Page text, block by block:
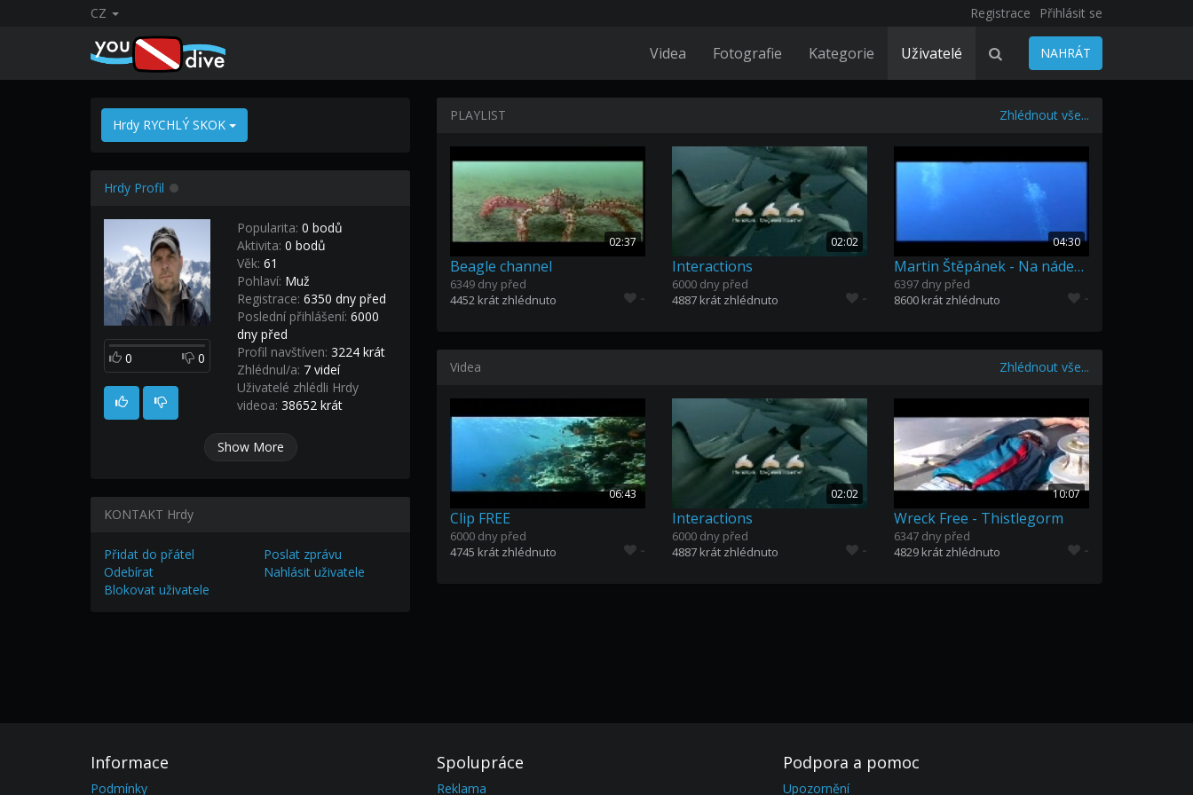
CZ Registrace Přihlásit se
Videa Fotografie Kategorie Uživatelé NAHRÁT
Hrdy RYCHLÝ SKOK
Hrdy Profil
0 0
Popularita: 0 bodů
Aktivita: 0 bodů
Věk: 61
Pohlaví: Muž
Registrace: 6350 dny před
Poslední přihlášení: 6000
dny před
Profil navštíven: 3224 krát
Zhlédnul/a: 7 videí
Uživatelé zhlédli Hrdy
videoa: 38652 krát
Show More
KONTAKT Hrdy
Přidat do přátel
Poslat zprávu
Odebírat
Nahlásit uživatele
Blokovat uživatele
PLAYLIST Zhlédnout vše...
02:37
Beagle channel
6349 dny před
4452 krát zhlédnuto
-
02:02
Interactions
6000 dny před
4887 krát zhlédnuto
-
04:30
Martin Štěpánek - Na nádech (ukázka)
6397 dny před
8600 krát zhlédnuto
-
Videa Zhlédnout vše...
06:43
Clip FREE
6000 dny před
4745 krát zhlédnuto
-
02:02
Interactions
6000 dny před
4887 krát zhlédnuto
-
10:07
Wreck Free - Thistlegorm
6347 dny před
4829 krát zhlédnuto
-
Informace
Podmínky
Spolupráce
Reklama
Podpora a pomoc
Upozornění